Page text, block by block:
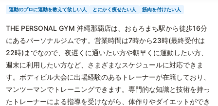
運動のプロに運動を教えて欲しい人 とにかく痩せたい人 筋肉を付けたい人
THE PERSONAL GYM 沖縄那覇店は、おもろまち駅から徒歩16分
にあるパーソナルジムです。営業時間は7時から23時(最終受付は
22時)までなので、夜遅くに通いたい方や朝早くに運動したい方、
週末に利用したい方など、さまざまなスケジュールに対応できま
す。ボディビル大会に出場経験のあるトレーナーが在籍しており、
マンツーマンでトレーニングできます。専門的な知識と技術を持っ
たトレーナーによる指導を受けながら、体作りやダイエットができ